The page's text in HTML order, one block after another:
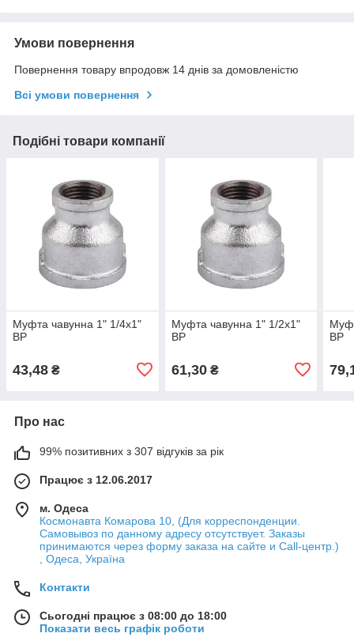
Умови повернення
Повернення товару впродовж 14 днів за домовленістю
Всі умови повернення
Подібні товари компанії
Муфта чавунна 1" 1/4х1"
ВР
43,48 ₴
Муфта чавунна 1" 1/2х1"
ВР
61,30₴
ВР
Про нас
99% позитивних з 307 відгуків за рік
Працює з 12.06.2017
м. Одеса
Космонавта Комарова 10, (Для корреспонденции.
Самовывоз по данному адресу отсутствует. Заказы
принимаются через форму заказа на сайте и Call-центр.)
, Одеса, Україна
Контакти
Сьогодні працює з 08:00 до 18:00
Показати весь графік роботи